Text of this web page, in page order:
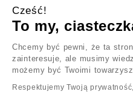
Ważne linki
Twoje konto
Cześć!
To my,
Chcemy być pewni, że ta
zainteresuje, ale musimy
możemy być Twoimi
Respektujemy Twoją